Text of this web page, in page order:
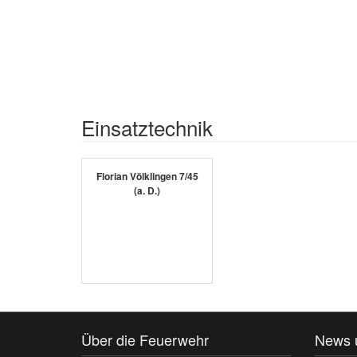
Einsatztechnik
Florian Völklingen 7/45
(a. D.)
Über die Feuerwehr News